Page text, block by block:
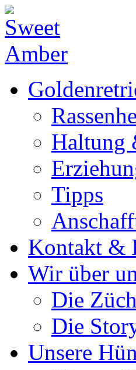
Haltung
Tipps
Kontakt &
Wir über
Die
Die
Unsere